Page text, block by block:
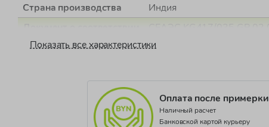
Страна производства
Индия
Коллекция
OG BOHO CHIC
Показать все характеристики
Оплата после примерки
Наличный расчет
Банковской картой курьеру